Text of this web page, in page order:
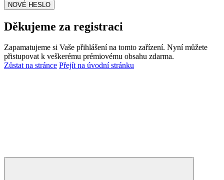
NOVÉ HESLO
Děkujeme za registraci
Zapamatujeme si Vaše přihlášení na tomto zařízení. Nyní můžete
přistupovat k veškerému prémiovému obsahu zdarma.
Zůstat na stránce Přejít na úvodní stránku